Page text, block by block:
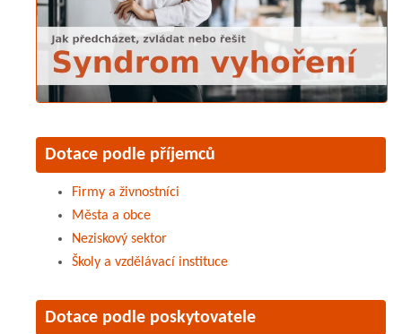
Dotace podle příjemců
Firmy a živnostníci
Města a obce
Neziskový sektor
Školy a vzdělávací instituce
Dotace podle poskytovatele